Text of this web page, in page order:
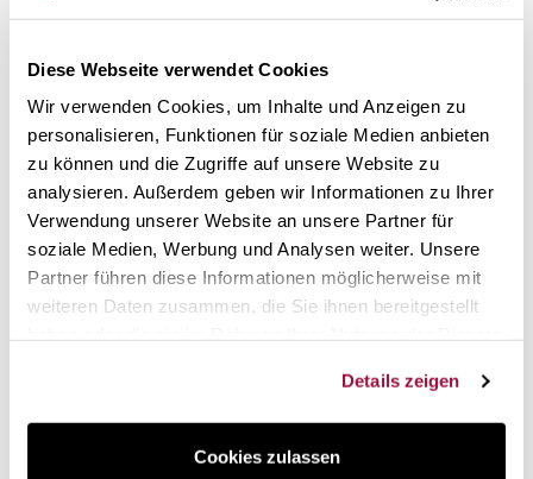
Diese Webseite verwendet Cookies
Wir verwenden Cookies, um Inhalte und Anzeigen zu
personalisieren, Funktionen für soziale Medien anbieten
zu können und die Zugriffe auf unsere Website zu
analysieren. Außerdem geben wir Informationen zu Ihrer
Verwendung unserer Website an unsere Partner für
soziale Medien, Werbung und Analysen weiter. Unsere
Partner führen diese Informationen möglicherweise mit
weiteren Daten zusammen, die Sie ihnen bereitgestellt
Details zeigen
Cookies zulassen
Der OXO Snap Lock Dosenöffner kann die Dose festhalten,
sobald Sie sie gedreht haben. Von da an müssen Sie nur
noch den Schmetterling drehen, bis die Dose vollständig
geöffnet ist.
Das Design desOXO Snap lockDosenöffners stellt
Benutzerfreundlichkeit und Komfort in den Vordergrund: Sie
müssen nicht so stark drücken wie bei anderen
Dosenöffnern.
OXO Qualität
von Ergonomie und Funktionalität entwickelt. Die manuellen